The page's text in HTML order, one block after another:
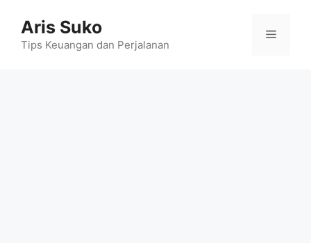
content
Aris Suko
Tips Keuangan dan Perjalanan
Menu